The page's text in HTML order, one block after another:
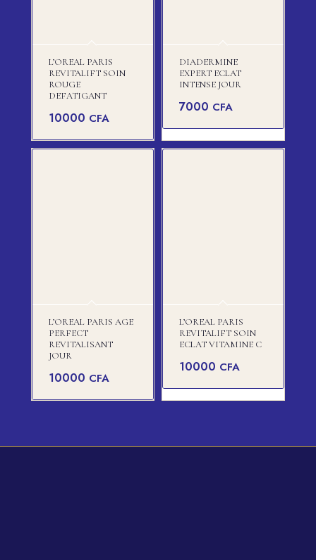
L’OREAL PARIS
REVITALIFT SOIN
ROUGE
DEFATIGANT
10000 CFA
DIADERMINE
EXPERT ECLAT
INTENSE JOUR
7000 CFA
L’OREAL PARIS AGE
PERFECT
REVITALISANT
JOUR
10000 CFA
L’OREAL PARIS
REVITALIFT SOIN
ECLAT VITAMINE C
10000 CFA